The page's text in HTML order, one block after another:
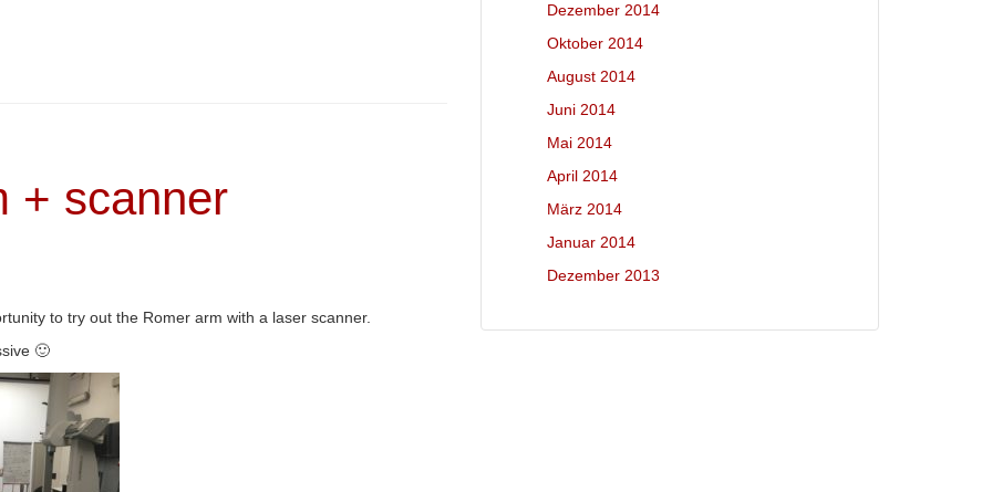
+ scanner
to try out the Romer arm with a laser scanner.
🙂
Dezember 2014
Oktober 2014
August 2014
Juni 2014
Mai 2014
April 2014
März 2014
Januar 2014
Dezember 2013